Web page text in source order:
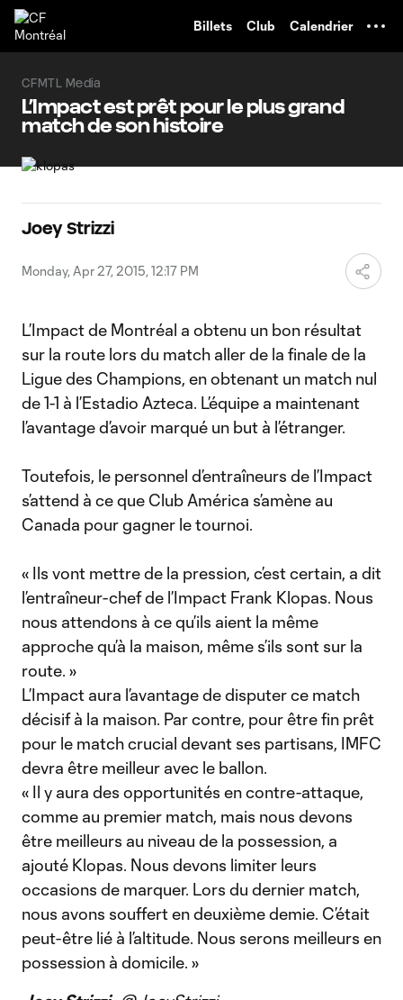
Billets Club Calendrier
CFMTL Media
L’Impact est prêt pour le plus grand
match de son histoire
Joey Strizzi
Monday, Apr 27, 2015, 12:17 PM
L’Impact de Montréal a obtenu un bon résultat
sur la route lors du match aller de la finale de la
Ligue des Champions, en obtenant un match nul
de 1-1 à l’Estadio Azteca. L’équipe a maintenant
l’avantage d’avoir marqué un but à l’étranger.
Toutefois, le personnel d’entraîneurs de l’Impact
s’attend à ce que Club América s’amène au
Canada pour gagner le tournoi.
« Ils vont mettre de la pression, c’est certain, a dit
l’entraîneur-chef de l’Impact Frank Klopas. Nous
nous attendons à ce qu’ils aient la même
approche qu’à la maison, même s’ils sont sur la
route. »
L’Impact aura l’avantage de disputer ce match
décisif à la maison. Par contre, pour être fin prêt
pour le match crucial devant ses partisans, IMFC
devra être meilleur avec le ballon.
« Il y aura des opportunités en contre-attaque,
comme au premier match, mais nous devons
être meilleurs au niveau de la possession, a
ajouté Klopas. Nous devons limiter leurs
occasions de marquer. Lors du dernier match,
nous avons souffert en deuxième demie. C’était
peut-être lié à l’altitude. Nous serons meilleurs en
possession à domicile. »